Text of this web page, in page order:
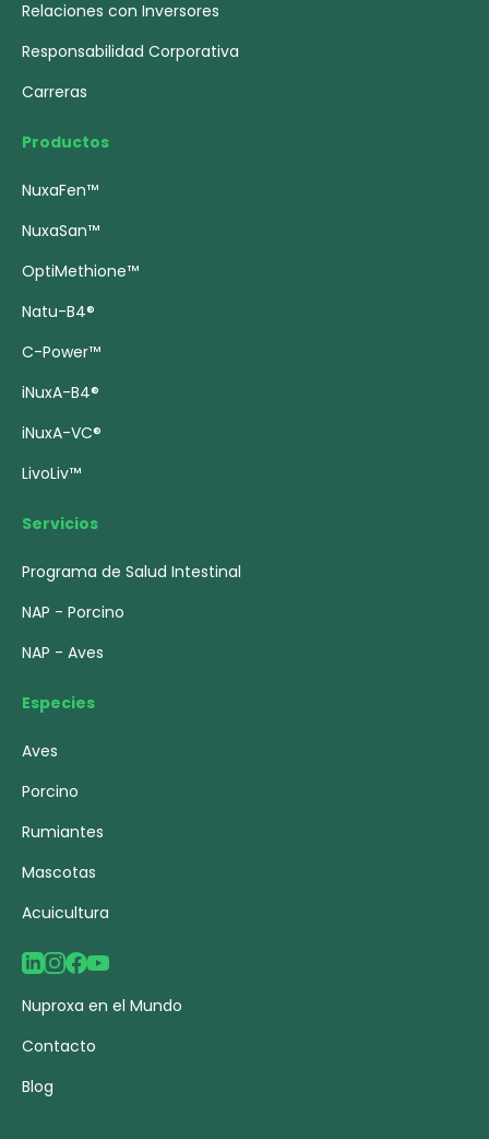
Relaciones con Inversores
Responsabilidad Corporativa
Carreras
Productos
NuxaFen™
NuxaSan™
OptiMethione™
Natu-B4®
C-Power™
iNuxA-B4®
iNuxA-VC®
LivoLiv™
Servicios
Programa de Salud Intestinal
NAP - Porcino
NAP - Aves
Especies
Aves
Porcino
Rumiantes
Mascotas
Acuicultura
Nuproxa en el Mundo
Contacto
Blog